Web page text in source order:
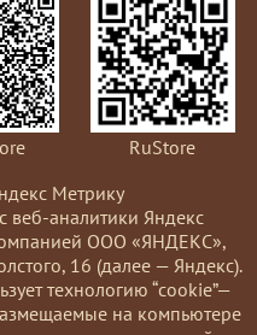
RuStore
Метрику
веб-аналитики Яндекс
ООО «ЯНДЕКС»,
16 (далее — Яндекс).
технологию “cookie”—
на компьютере